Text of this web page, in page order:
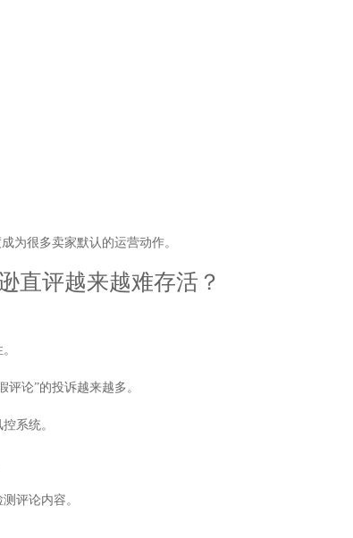
为很多卖家默认的运营动作。
直评越来越难存活？
评论”的投诉越来越多。
系统。
评论内容。